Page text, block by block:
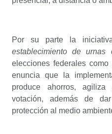
Por su parte la
establecimiento de urnas
elecciones federales
enuncia que la
produce ahorros,
votación, además de
protección al medio